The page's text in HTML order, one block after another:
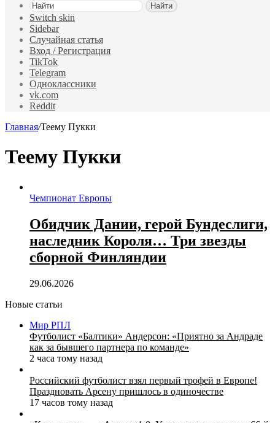
Найти
Switch skin
Sidebar
Случайная статья
Вход / Регистрация
TikTok
Telegram
Одноклассники
vk.com
Reddit
Главная/Теему Пукки
Теему Пукки
Чемпионат Европы
Обидчик Дании, герой Бундеслиги,
наследник Короля… Три звезды
сборной Финляндии
29.06.2026
Новые статьи
Мир РПЛ
Футболист «Балтики» Андерсон: «Приятно за Андраде
как за бывшего партнера по команде»
2 часа тому назад
Российский футболист взял первый трофей в Европе!
Праздновать Арсену пришлось в одиночестве
17 часов тому назад